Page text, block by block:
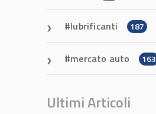
lubrificanti 187
mercato auto 163
Ultimi Articoli